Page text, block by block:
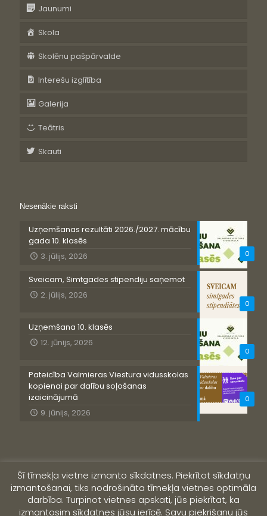
Jaunumi
Skola
Skolēnu pašpārvalde
Interešu izglītība
Galerija
Teātris
Skauti
Nesenākie raksti
0
Uzņemšanas rezultāti 2026./2027. mācību
gada 10. klasēs
3. jūlijs, 2026
0
Sveicam, Simtgades stipendiju saņemot
2. jūlijs, 2026
0
Uzņemšana 10. klasēs
12. jūnijs, 2026
0
Pateicība Valmieras Viestura vidusskolas
kopienai par dalību soļošanas
izaicinājumā
9. jūnijs, 2026
Šī tīmekļa vietne izmanto sīkdatnes. Piekrītot sīkdatņu
izmantošanai, tiks nodrošināta tīmekļa vietnes optimāla
darbība. Turpinot vietnes apskati, jūs piekrītat, ka
izmantosim sīkdatnes jūsu ierīcē. Savu piekrišanu jūs